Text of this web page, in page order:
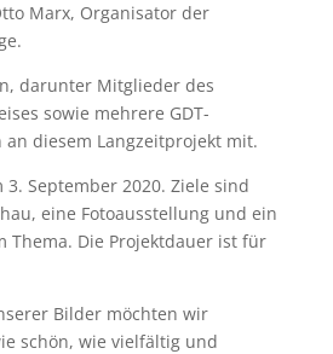
Marx, Organisator der
darunter Mitglieder des
sowie mehrere GDT-
diesem Langzeitprojekt mit.
September 2020. Ziele sind
eine Fotoausstellung und ein
Thema. Die Projektdauer ist für
Bilder möchten wir
schön, wie vielfältig und